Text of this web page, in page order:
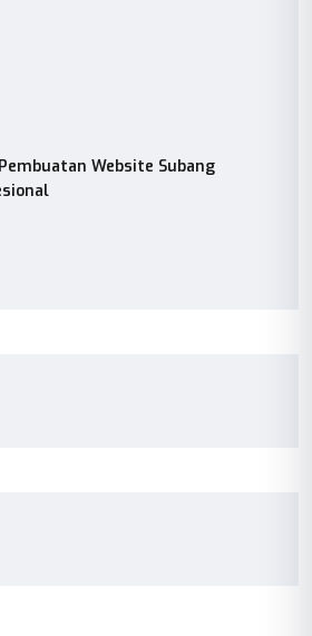
Website Subang